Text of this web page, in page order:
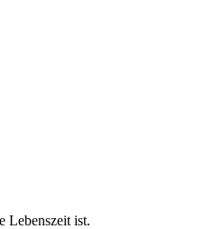
Lebenszeit ist.